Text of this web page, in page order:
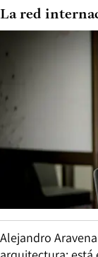
La red
Alejandro